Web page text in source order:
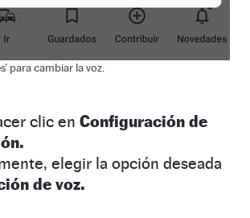
para cambiar la voz.
clic en Configuración de
elegir la opción deseada
de voz.